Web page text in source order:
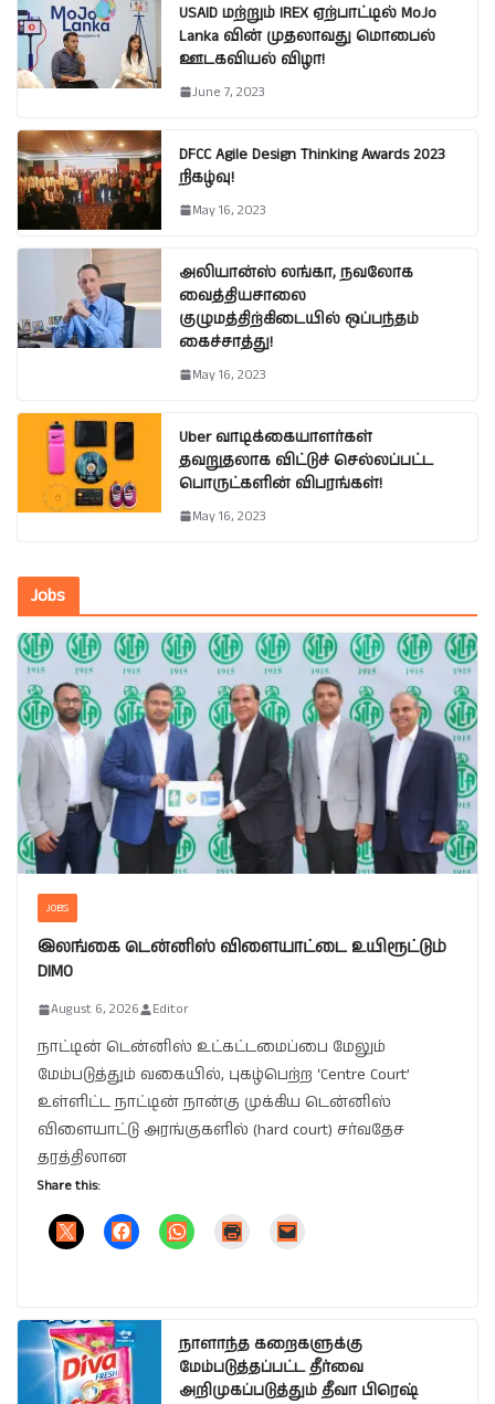
USAID மற்றும் IREX ஏற்பாட்டில் MoJo
Lanka வின் முதலாவது மொபைல்
ஊடகவியல் விழா!
June 7, 2023
DFCC Agile Design Thinking Awards 2023
நிகழ்வு!
May 16, 2023
அலியான்ஸ் லங்கா, நவலோக
வைத்தியசாலை
குழுமத்திற்கிடையில் ஒப்பந்தம்
கைச்சாத்து!
May 16, 2023
Uber வாடிக்கையாளர்கள்
தவறுதலாக விட்டுச் செல்லப்பட்ட
பொருட்களின் விபரங்கள்!
May 16, 2023
Jobs
JOBS
இலங்கை டென்னிஸ் விளையாட்டை உயிரூட்டும்
DIMO
August 6, 2026 Editor
நாட்டின் டென்னிஸ் உட்கட்டமைப்பை மேலும்
மேம்படுத்தும் வகையில், புகழ்பெற்ற ‘Centre Court’
உள்ளிட்ட நாட்டின் நான்கு முக்கிய டென்னிஸ்
விளையாட்டு அரங்குகளில் (hard court) சர்வதேச
தரத்திலான
Share this:
நாளாந்த கறைகளுக்கு
மேம்படுத்தப்பட்ட தீர்வை
அறிமுகப்படுத்தும் தீவா பிரெஷ்